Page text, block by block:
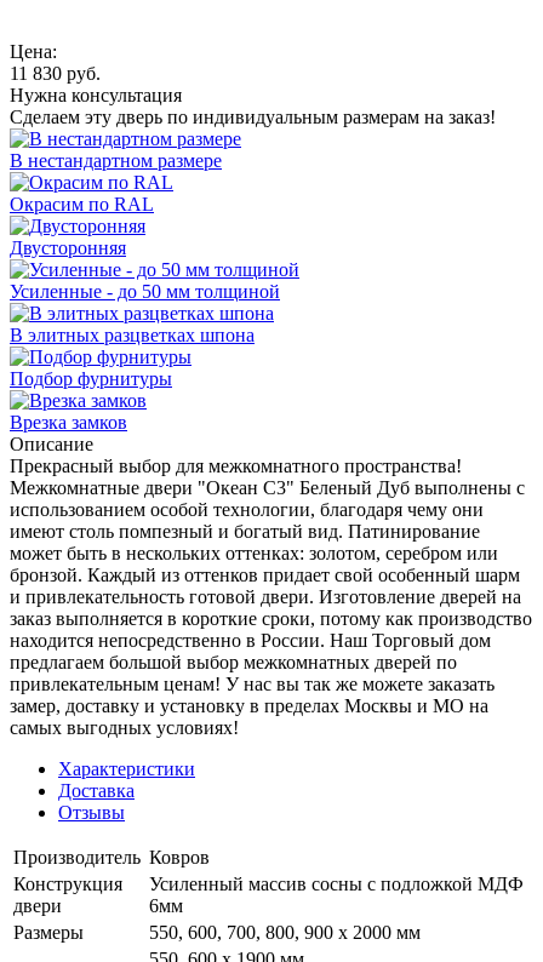
Цена:
11 830 руб.
Нужна консультация
Сделаем эту дверь по индивидуальным размерам на заказ!
В нестандартном размере
Окрасим по RAL
Двусторонняя
Усиленные - до 50 мм толщиной
В элитных разцветках шпона
Подбор фурнитуры
Врезка замков
Описание
Прекрасный выбор для межкомнатного пространства!
Межкомнатные двери "Океан С3" Беленый Дуб выполнены с
использованием особой технологии, благодаря чему они
имеют столь помпезный и богатый вид. Патинирование
может быть в нескольких оттенках: золотом, серебром или
бронзой. Каждый из оттенков придает свой особенный шарм
и привлекательность готовой двери. Изготовление дверей на
заказ выполняется в короткие сроки, потому как производство
находится непосредственно в России. Наш Торговый дом
предлагаем большой выбор межкомнатных дверей по
привлекательным ценам! У нас вы так же можете заказать
замер, доставку и установку в пределах Москвы и МО на
самых выгодных условиях!
Характеристики
Доставка
Отзывы
Производитель Ковров
Конструкция
двери
Усиленный массив сосны с подложкой МДФ
6мм
Размеры
550, 600, 700, 800, 900 x 2000 мм